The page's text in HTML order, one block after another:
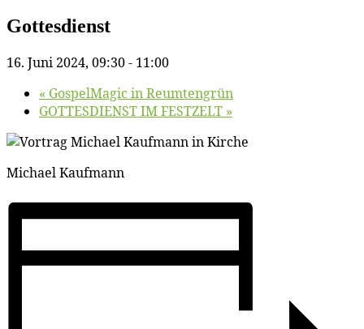
Got­tes­dienst
16. Juni 2024, 09:30- 11:00
« Gos­pel­Ma­gic in Reumtengrün
GOTTESDIENST IM FESTZELT »
Mi­cha­el Kaufmann